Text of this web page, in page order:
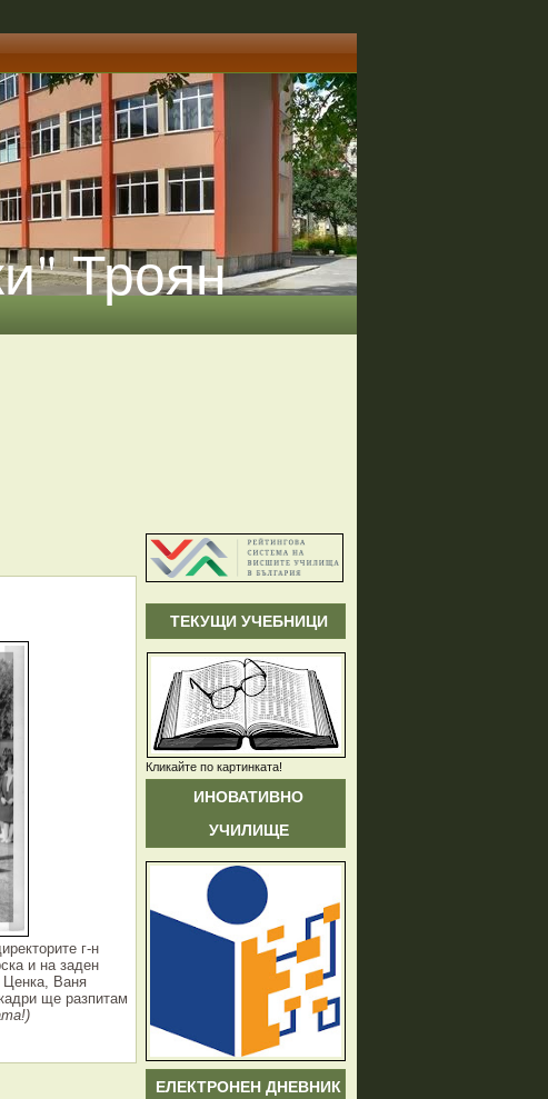
Троян
г-н
и на заден
Ценка, Ваня
ще разпитам
ТЕКУЩИ УЧЕБНИЦИ
Кликайте по картинката!
ИНОВАТИВНО
УЧИЛИЩЕ
ЕЛЕКТРОНЕН ДНЕВНИК